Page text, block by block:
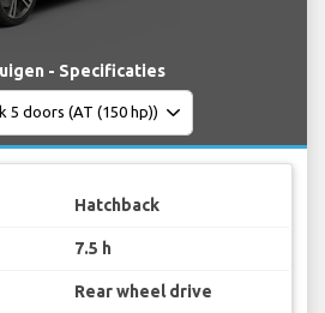
- Specificaties
Hatchback
7.5 h
Rear wheel drive